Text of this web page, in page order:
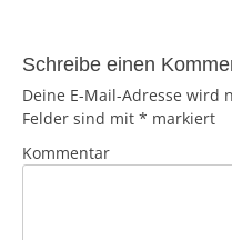
Schreibe einen
Deine E-Mail-Adresse wird
Felder sind mit * markiert
Kommentar